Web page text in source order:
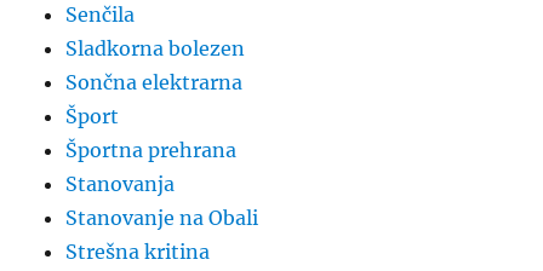
Senčila
Sladkorna bolezen
Sončna elektrarna
Šport
Športna prehrana
Stanovanja
Stanovanje na Obali
Strešna kritina